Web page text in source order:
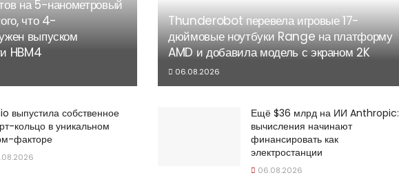
на 5-нанометровый
что 4-
выпуском
HBM4
Thunderobot перевела игровые 17-
дюймовые ноутбуки Range на платформу
AMD и добавила модель с экраном 2K
06.08.2026
выпустила собственное
кольцо в уникальном
факторе
Ещё $36 млрд на ИИ Anthropic:
вычисления начинают
финансировать как
электростанции
06.08.2026